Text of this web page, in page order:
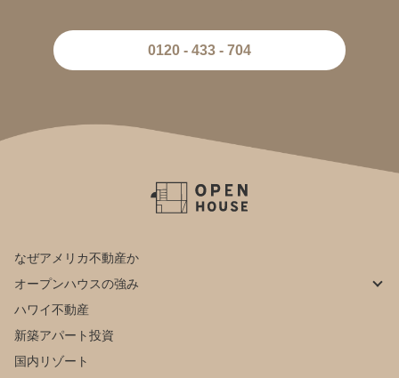
0120 - 433 - 704
なぜアメリカ不動産か
オープンハウスの強み
ハワイ不動産
新築アパート投資
国内リゾート